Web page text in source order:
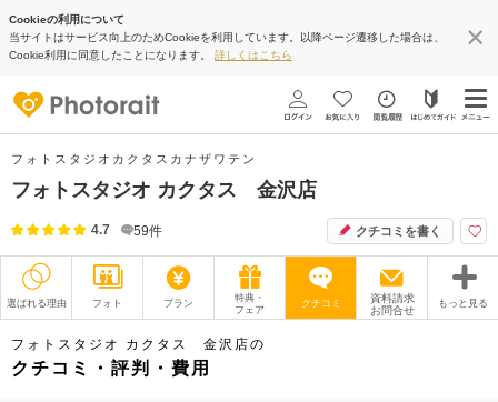
Cookieの利用について
当サイトはサービス向上のためCookieを利用しています。以降ページ遷移した場合は、
Cookie利用に同意したことになります。 詳しくはこちら
フォトスタジオカクタスカナザワテン
フォトスタジオ カクタス 金沢店
4.7 59件 クチコミを書く
選ばれる理由 フォト プラン
特典・
フェア
クチコミ
資料請求
お問合せ
もっと見る
撮影レポート
フォトスタジオ カクタス 金沢店の
クチコミ・評判・費用